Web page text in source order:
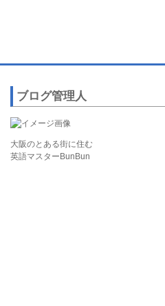
ブログ管理人
大阪のとある街に住む
英語マスターBunBun